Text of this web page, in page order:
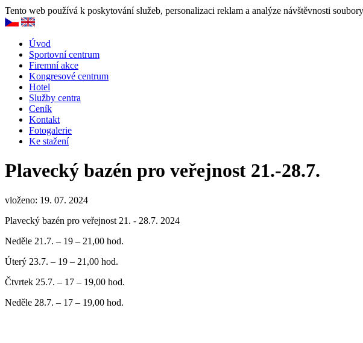
Tento web používá k poskytování služeb, personalizaci reklam a analýze návštěvnosti
Úvod
Sportovní centrum
Firemní akce
Kongresové centrum
Hotel
Služby centra
Ceník
Kontakt
Fotogalerie
Ke stažení
Plavecký bazén pro veřejnost 21.-28.7.
vloženo: 19. 07. 2024
Plavecký bazén pro veřejnost 21. - 28.7. 2024
Neděle 21.7. – 19 – 21,00 hod.
Úterý 23.7. – 19 – 21,00 hod.
Čtvrtek 25.7. – 17 – 19,00 hod.
Neděle 28.7. – 17 – 19,00 hod.